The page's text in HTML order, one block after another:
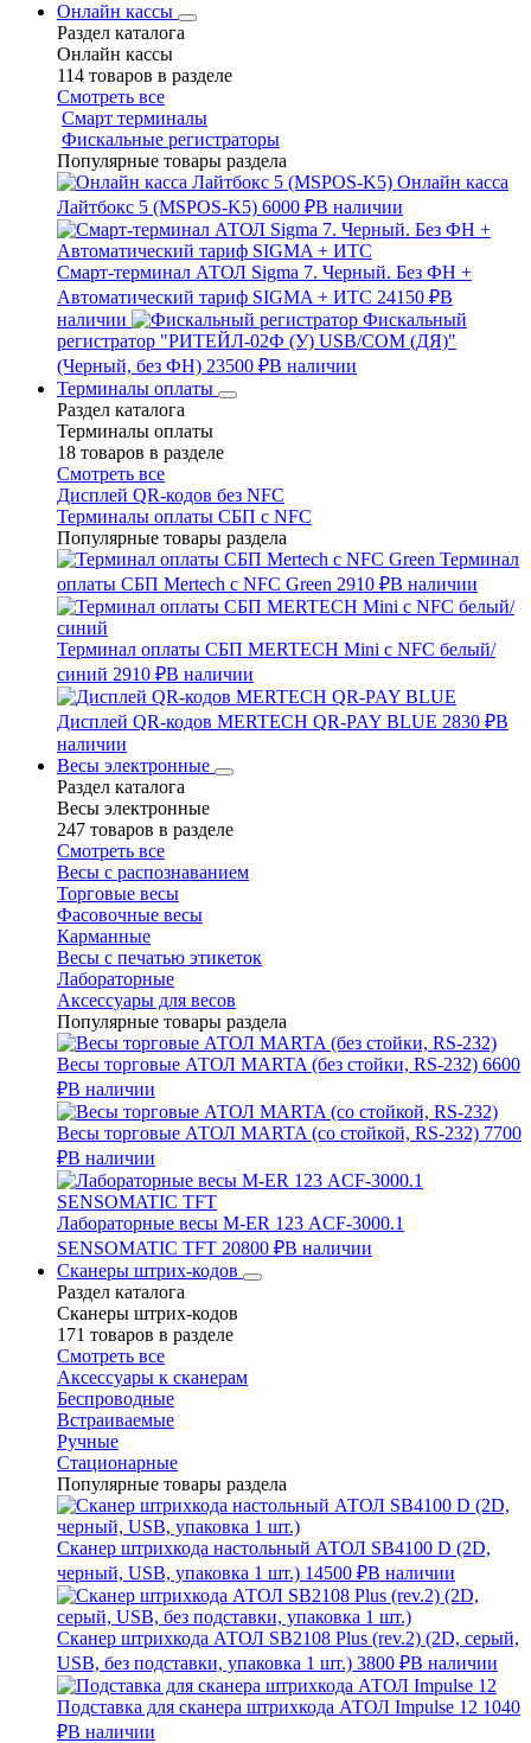
Онлайн кассы
Раздел каталога
Онлайн кассы
114 товаров в разделе
Смотреть все
Смарт терминалы
Фискальные регистраторы
Популярные товары раздела
Онлайн касса
Лайтбокс 5 (MSPOS-K5) 6000 ₽В наличии
Смарт-терминал АТОЛ Sigma 7. Черный. Без ФН +
Автоматический тариф SIGMA + ИТС 24150 ₽В
наличии
Фискальный
регистратор "РИТЕЙЛ-02Ф (У) USB/COM (ДЯ)"
(Черный, без ФН) 23500 ₽В наличии
Терминалы оплаты
Раздел каталога
Терминалы оплаты
18 товаров в разделе
Смотреть все
Дисплей QR-кодов без NFC
Терминалы оплаты СБП с NFC
Популярные товары раздела
Терминал
оплаты СБП Mertech с NFC Green 2910 ₽В наличии
Терминал оплаты СБП MERTECH Mini с NFC белый/
синий 2910 ₽В наличии
Дисплей QR-кодов MERTECH QR-PAY BLUE 2830 ₽В
наличии
Весы электронные
Раздел каталога
Весы электронные
247 товаров в разделе
Смотреть все
Весы с распознаванием
Торговые весы
Фасовочные весы
Карманные
Весы с печатью этикеток
Лабораторные
Аксессуары для весов
Популярные товары раздела
Весы торговые АТОЛ MARTA (без стойки, RS-232) 6600
₽В наличии
Весы торговые АТОЛ MARTA (со стойкой, RS-232) 7700
₽В наличии
Лабораторные весы M-ER 123 АCF-3000.1
SENSOMATIC TFT 20800 ₽В наличии
Сканеры штрих-кодов
Раздел каталога
Сканеры штрих-кодов
171 товаров в разделе
Смотреть все
Аксессуары к сканерам
Беспроводные
Встраиваемые
Ручные
Стационарные
Популярные товары раздела
Сканер штрихкода настольный АТОЛ SB4100 D (2D,
черный, USB, упаковка 1 шт.) 14500 ₽В наличии
Сканер штрихкода АТОЛ SB2108 Plus (rev.2) (2D, серый,
USB, без подставки, упаковка 1 шт.) 3800 ₽В наличии
Подставка для сканера штрихкода АТОЛ Impulse 12 1040
₽В наличии